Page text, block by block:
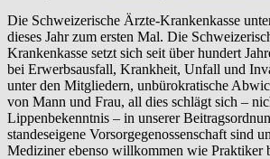
Die Schweizerische Ärzte-Krankenkasse
dieses Jahr zum ersten Mal. Die
Krankenkasse setzt sich seit über hundert
bei Erwerbsausfall, Krankheit, Unfall und
unter den Mitgliedern, unbürokratische
von Mann und Frau, all dies schlägt sich –
Lippenbekenntnis – in unserer
standeseigene Vorsorgegenossenschaft sind
Mediziner ebenso willkommen wie Praktiker